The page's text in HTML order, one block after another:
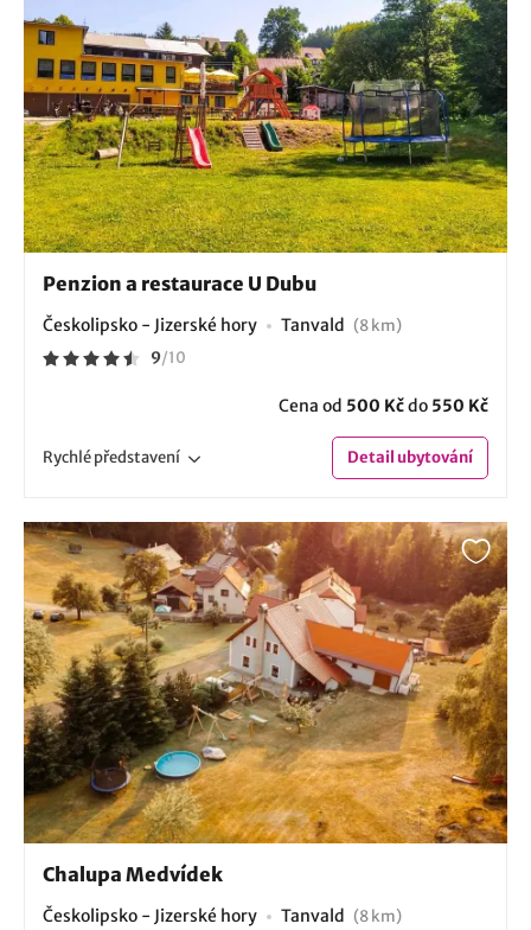
Penzion a restaurace U Dubu
Českolipsko - Jizerské hory Tanvald (8 km)
9/10
Cena od 500 Kčdo 550 Kč
Rychlépředstavení Detailubytování
Chalupa Medvídek
Českolipsko - Jizerské hory Tanvald (8 km)